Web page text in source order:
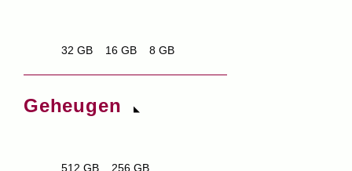
32 GB 16 GB 8 GB
Geheugen
512 GB 256 GB